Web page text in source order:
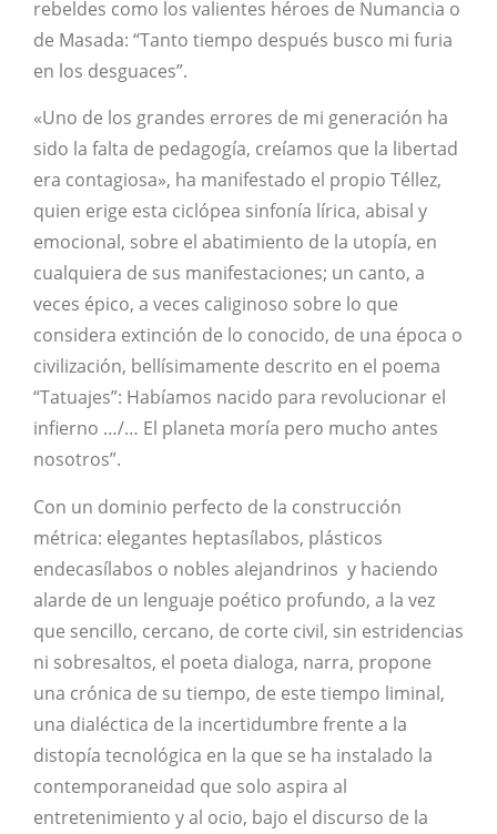
rebeldes como los valientes héroes de Numancia o
de Masada: “Tanto tiempo después busco mi furia
en los desguaces”.
«Uno de los grandes errores de mi generación ha
sido la falta de pedagogía, creíamos que la libertad
era contagiosa», ha manifestado el propio Téllez,
quien erige esta ciclópea sinfonía lírica, abisal y
emocional, sobre el abatimiento de la utopía, en
cualquiera de sus manifestaciones; un canto, a
veces épico, a veces caliginoso sobre lo que
considera extinción de lo conocido, de una época o
civilización, bellísimamente descrito en el poema
“Tatuajes”: Habíamos nacido para revolucionar el
infierno …/… El planeta moría pero mucho antes
nosotros”.
Con un dominio perfecto de la construcción
métrica: elegantes heptasílabos, plásticos
endecasílabos o nobles alejandrinos y haciendo
alarde de un lenguaje poético profundo, a la vez
que sencillo, cercano, de corte civil, sin estridencias
ni sobresaltos, el poeta dialoga, narra, propone
una crónica de su tiempo, de este tiempo liminal,
una dialéctica de la incertidumbre frente a la
distopía tecnológica en la que se ha instalado la
contemporaneidad que solo aspira al
entretenimiento y al ocio, bajo el discurso de la